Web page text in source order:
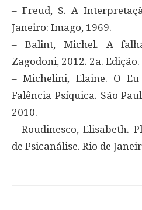
– Freud, S. A
Janeiro: Imago, 1969.
– Balint, Michel. A
Zagodoni, 2012. 2a. Edição.
– Michelini, Elaine. O
Falência Psíquica. São
2010.
– Roudinesco, Elisabeth.
de Psicanálise. Rio de